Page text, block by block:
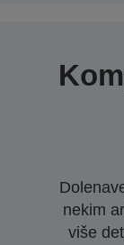
nekim
više